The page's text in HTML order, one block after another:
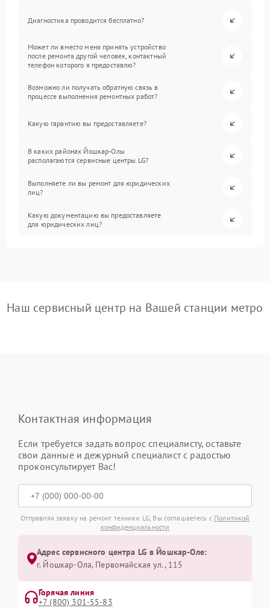
Диагностика проводится бесплатно?
Может ли вместо меня принять устройство
после ремонта другой человек, контактный
телефон которого я предоставлю?
Возможно ли получать обратную связь в
процессе выполнения ремонтных работ?
Какую гарантию вы предоставляете?
В каких районах Йошкар-Олы
располагаются сервисные центры LG?
Выполняете ли вы ремонт для юридических
лиц?
Какую документацию вы предоставляете
для юридических лиц?
Наш сервисный центр на Вашей станции метро
Контактная информация
Если требуется задать вопрос специалисту, оставьте
свои данные и дежурный специалист с радостью
проконсультирует Вас!
Отправляя заявку на ремонт техники LG, Вы соглашаетесь с Политикой
конфиденциальности
Адрес сервисного центра LG в Йошкар-Оле:
г. Йошкар-Ола, Первомайская ул., 115
Горячая линия
+7 (800) 301-55-83